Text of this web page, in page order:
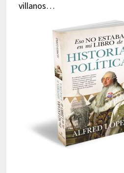
villanos…